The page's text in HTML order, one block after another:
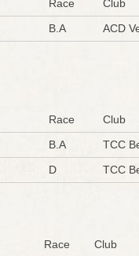
Race
Club
B.A ACD
Race
Club
B.A
TCC
D TCC
Race
Club